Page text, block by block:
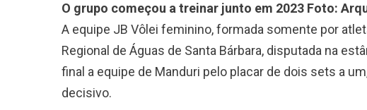
O grupo começou a treinar junto em 2023 Foto:
A equipe JB Vôlei feminino, formada somente por
Regional de Águas de Santa Bárbara, disputada na
final a equipe de Manduri pelo placar de dois sets a
decisivo.